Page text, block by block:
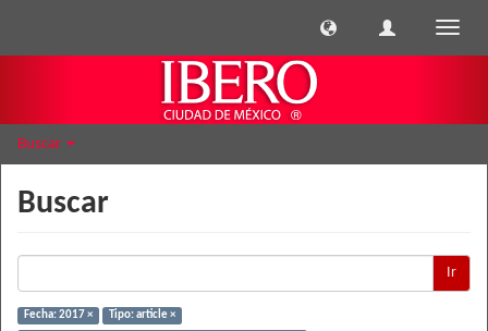
Buscar
Buscar
Ir
Fecha: 2017 ×
Tipo: article ×